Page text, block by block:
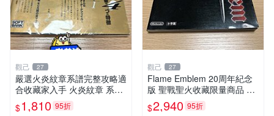
觀己 27
嚴選火炎紋章系譜完整攻略適
合收藏家入手 火炎紋章 系譜
攻略
$1,810 95折
觀己 27
Flame Emblem 20周年紀念
版 聖戰聖火收藏限量商品 火
焰 國產 再現版
$2,940 95折